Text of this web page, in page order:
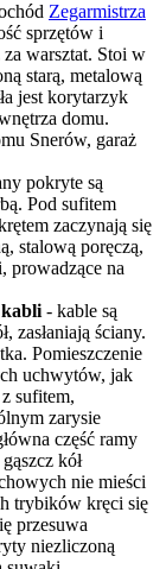
Zegarmistrza
sprzętów i
warsztat. Stoi w
starą, metalową
jest korytarzyk
domu.
Snerów, garaż
pokryte są
Pod sufitem
zaczynają się
stalową poręczą,
prowadzące na
kabli - kable są
zasłaniają ściany.
Pomieszczenie
uchwytów, jak
sufitem,
zarysie
część ramy
kół
nie mieści
trybików kręci się
przesuwa
niezliczoną